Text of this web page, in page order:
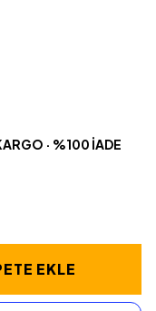
· %100 İADE
EKLE